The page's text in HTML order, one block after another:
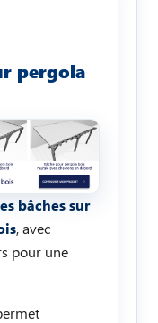
pergola
bâches sur
, avec
pour une